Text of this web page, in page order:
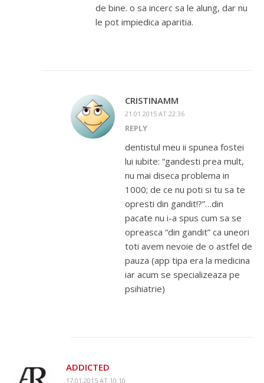
de bine. o sa incerc sa le alung, dar nu
le pot impiedica aparitia.
CRISTINAMM
21.01.2015 AT 22:36
REPLY
dentistul meu ii spunea fostei
lui iubite: “gandesti prea mult,
nu mai diseca problema in
1000; de ce nu poti si tu sa te
opresti din gandit!?”…din
pacate nu i-a spus cum sa se
opreasca “din gandit” ca uneori
toti avem nevoie de o astfel de
pauza (app tipa era la medicina
iar acum se specializeaza pe
psihiatrie)
ADDICTED
17.01.2015 AT 10:10